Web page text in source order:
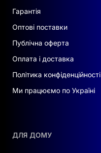
Гарантія
Оптові поставки
Публічна оферта
Оплата і доставка
Політика конфіденційності
Ми працюємо по Україні
ДЛЯ ДОМУ